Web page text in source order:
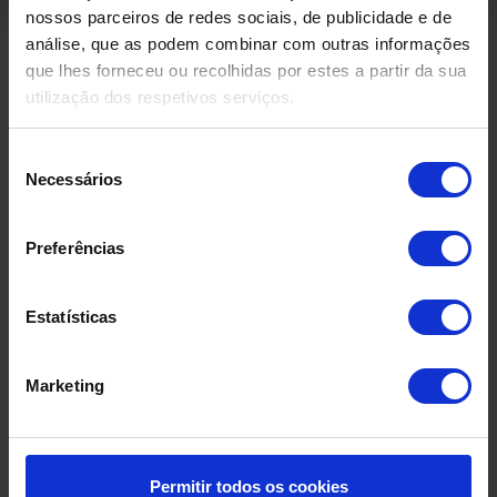
nossos parceiros de redes sociais, de publicidade e de
análise, que as podem combinar com outras informações
que lhes forneceu ou recolhidas por estes a partir da sua
utilização dos respetivos serviços.
Necessários
Preferências
Estatísticas
Marketing
Permitir todos os cookies
Produtos Relacionados